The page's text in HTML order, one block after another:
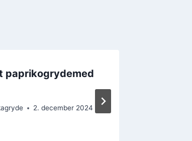
paprikogrydemed
2. december 2024